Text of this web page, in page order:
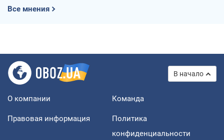
Все мнения
В начало
О компании Команда
Правовая информация
Политика
конфиденциальности